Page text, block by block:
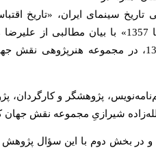
سینمای ایران، «تاریخ
سینمای ایران در سال‌های 1309 تا 1357» با بیان
سینمای ایران، دوشنبه 18 آذر 1398، در مجموعه
پژوهشگر و کارگردان،
شیرازیِ مجموعه نقش جهان
و در بخش دوم با این سؤال پژوهش